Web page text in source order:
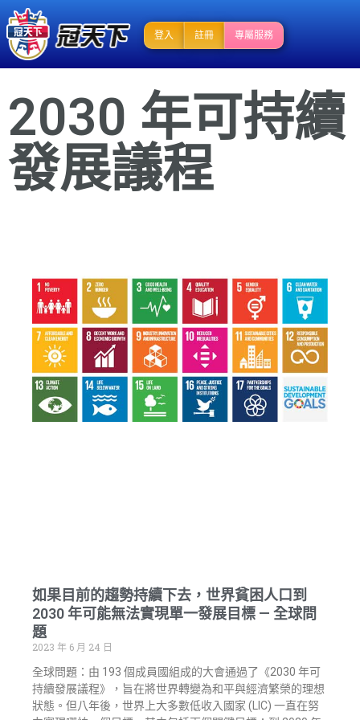
登入 註冊 專屬服務
2030 年可持續
發展議程
如果目前的趨勢持續下去，世界貧困人口到
2030 年可能無法實現單一發展目標 — 全球問
題
2023 年 6 月 24 日
全球問題：由 193 個成員國組成的大會通過了《2030 年可
持續發展議程》，旨在將世界轉變為和平與經濟繁榮的理想
狀態。但八年後，世界上大多數低收入國家 (LIC) 一直在努